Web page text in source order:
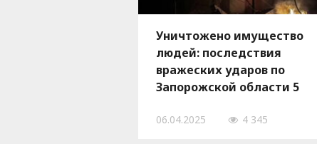
Уничтожено имущество
людей: последствия
вражеских ударов по
Запорожской области 5
06.04.2025 4 345